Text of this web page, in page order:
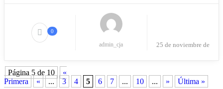
0
admin_cja 25 de noviembre de
2022
Página 5 de 10
«
Primera
« ... 3 4 5 6 7 ... 10 ... » Última »